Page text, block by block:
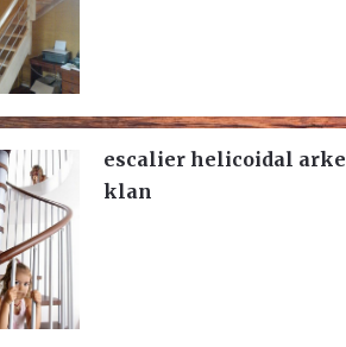
escalier helicoidal arke
klan